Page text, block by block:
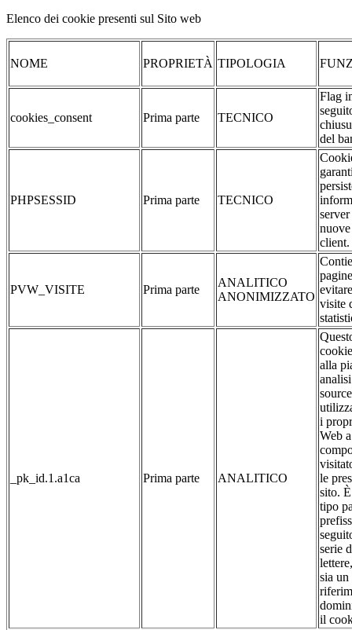
Elenco dei cookie presenti sul Sito web
NOME PROPRIETÀ TIPOLOGIA
cookies_consent Prima parte TECNICO
Flag
del
PHPSESSID Prima parte TECNICO
client.
PVW_VISITE Prima parte
ANALITICO
ANONIMIZZATO
visite
_pk_id.1.a1ca Prima parte ANALITICO
alla
i
Web
le
sito.
tipo
serie
sia
il